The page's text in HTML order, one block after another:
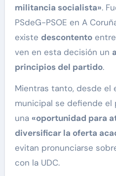
militancia socialista».
PSdeG-PSOE en A
existe descontentoentre
ven en esta decisión un
principios del partido.
Mientras tanto, desde el
municipal se defiende el
una «oportunidad para
diversificar la oferta
evitan pronunciarse
con la UDC.